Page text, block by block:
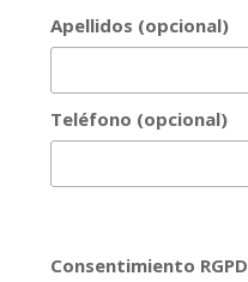
Apellidos (opcional)
Teléfono (opcional)
Consentimiento RGPD